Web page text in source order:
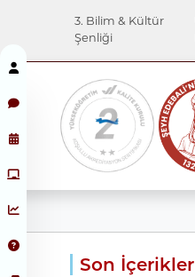
3. Bilim & Kültür
Şenliği
Son İçerikler